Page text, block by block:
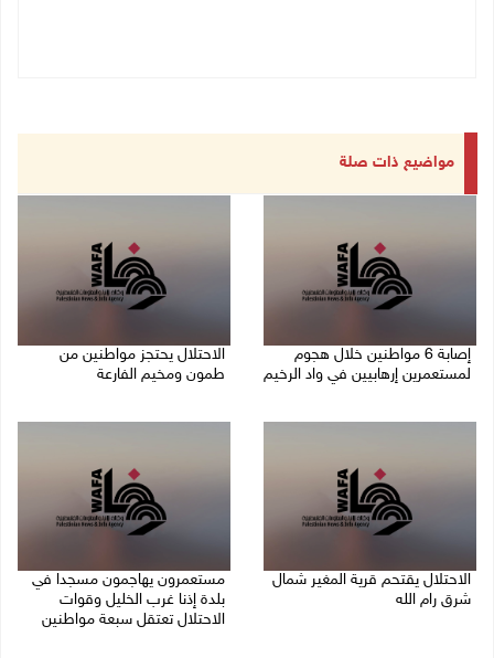
مواضيع ذات صلة
إصابة 6 مواطنين خلال هجوم
لمستعمرين إرهابيين في واد الرخيم
الاحتلال يحتجز مواطنين من
طمون ومخيم الفارعة
الاحتلال يقتحم قرية المغير شمال
شرق رام الله
مستعمرون يهاجمون مسجدا في
بلدة إذنا غرب الخليل وقوات
الاحتلال تعتقل سبعة مواطنين